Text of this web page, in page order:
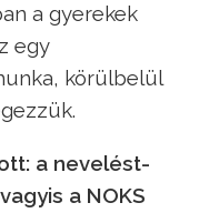
a gyerekek
egy
körülbelül
a nevelést-
a NOKS